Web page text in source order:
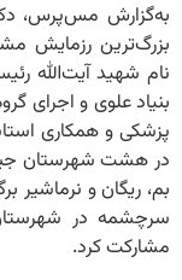
به‌گزارش مس‌پرس،
بزرگ‌ترین رزمایش
بنیاد علوی و اجرای
پزشکی و همکاری
در هشت شهرستان
بم، ریگان و
سرچشمه در
مشارکت کرد.